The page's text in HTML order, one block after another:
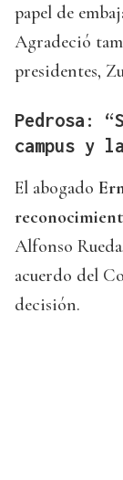
papel de
Agradeció
presidentes,
Pedrosa:
campus y
El abogado
Alfonso
acuerdo del
decisión.